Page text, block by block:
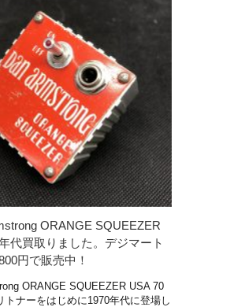
ORANGE SQUEEZER
代買取りました。デジマート
円で販売中！
ORANGE SQUEEZER USA 70
トナーをはじめに1970年代に登場し